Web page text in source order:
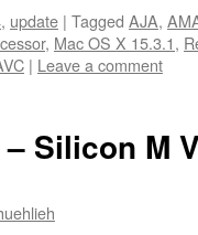
, update | Tagged AJA,
, Mac OS X 15.3.1,
| Leave a comment
Silicon M